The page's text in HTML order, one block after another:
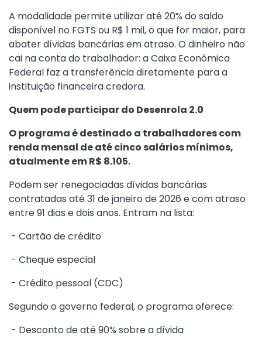
A modalidade permite utilizar até 20% do saldo
disponível no FGTS ou R$ 1 mil, o que for maior, para
abater dívidas bancárias em atraso. O dinheiro não
cai na conta do trabalhador: a Caixa Econômica
Federal faz a transferência diretamente para a
instituição financeira credora.
Quem pode participar do Desenrola 2.0
O programa é destinado a trabalhadores com
renda mensal de até cinco salários mínimos,
atualmente em R$ 8.105.
Podem ser renegociadas dívidas bancárias
contratadas até 31 de janeiro de 2026 e com atraso
entre 91 dias e dois anos. Entram na lista:
- Cartão de crédito
- Cheque especial
- Crédito pessoal (CDC)
Segundo o governo federal, o programa oferece:
- Desconto de até 90% sobre a dívida